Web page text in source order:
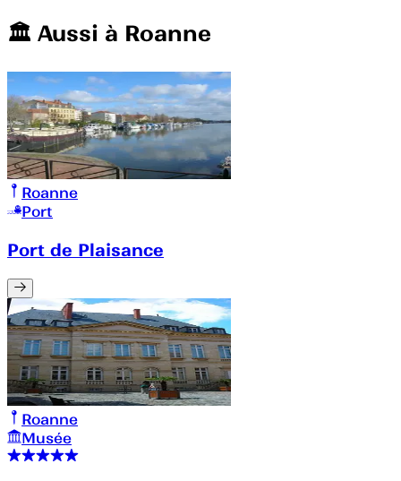
🏛️️ Aussi à Roanne
Roanne
Port
Port de Plaisance
Roanne
Musée